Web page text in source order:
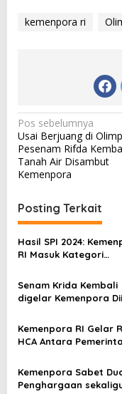
kemenpora ri
N
a
v
i
g
a
s
i
p
o
s
Pos sebelumnya
Usai Berjuang di
Pesenam Rifda
Tanah Air Disambut
Kemenpora
Posting Terkait
Hasil SPI 2024:
RI Masuk Kategori
77,4
Senam Krida Kembali
digelar Kemenpora
Kemenpora RI Gelar
HCA Antara
Kemenpora Sabet
Penghargaan